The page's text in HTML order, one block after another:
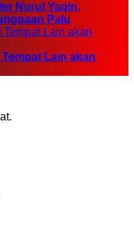
Nurul Yaqin,
Palu
Lain akan